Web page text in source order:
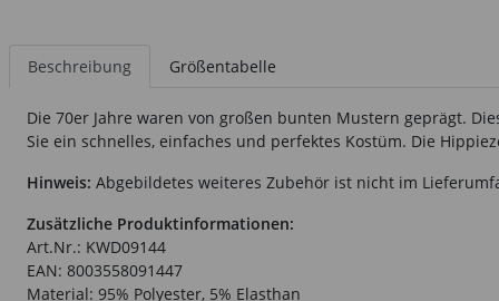
Beschreibung Größentabelle
Die 70er Jahre waren von großen bunten Mustern geprägt.
Sie ein schnelles, einfaches und perfektes Kostüm. Die
Hinweis: Abgebildetes weiteres Zubehör ist nicht im
Zusätzliche Produktinformationen:
Art.Nr.: KWD09144
EAN: 8003558091447
Material: 95% Polyester, 5% Elasthan